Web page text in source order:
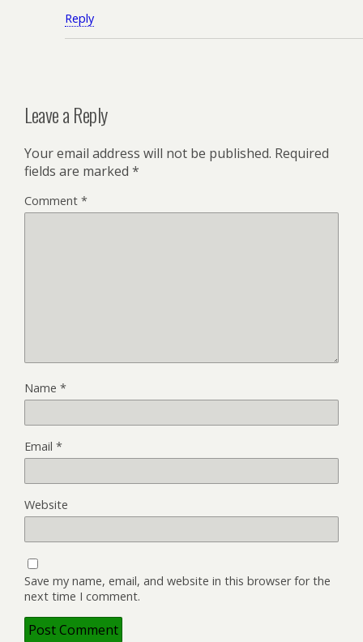
Reply
Leave a Reply
Your email address will not be published. Required
fields are marked *
Comment *
Name *
Email *
Website
Save my name, email, and website in this browser for the
next time I comment.